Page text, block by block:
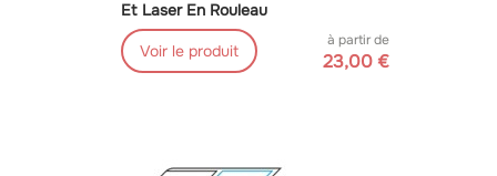
Et Laser En Rouleau
Voir le produit
à partir de
23,00 €